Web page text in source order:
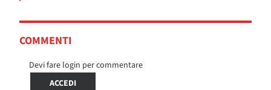
COMMENTI
Devi fare login per commentare
ACCEDI